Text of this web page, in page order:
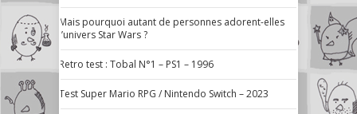
Mais pourquoi autant de personnes adorent-elles
l’univers Star Wars ?
Retro test : Tobal N°1 – PS1 – 1996
Test Super Mario RPG / Nintendo Switch – 2023